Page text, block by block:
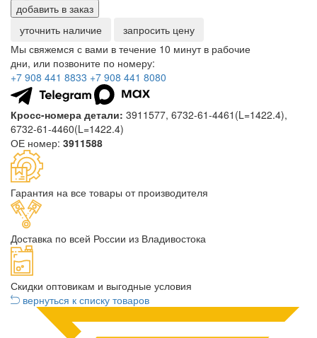
добавить в заказ
уточнить наличие
запросить цену
Мы свяжемся с вами в течение 10 минут в рабочие
дни, или позвоните по номеру:
+7 908 441 8833 +7 908 441 8080
Кросс-номера детали: 3911577, 6732-61-4461(L=1422.4),
6732-61-4460(L=1422.4)
ОЕ номер: 3911588
Гарантия на все товары от производителя
Доставка по всей России из Владивостока
Скидки оптовикам и выгодные условия
вернуться к списку товаров